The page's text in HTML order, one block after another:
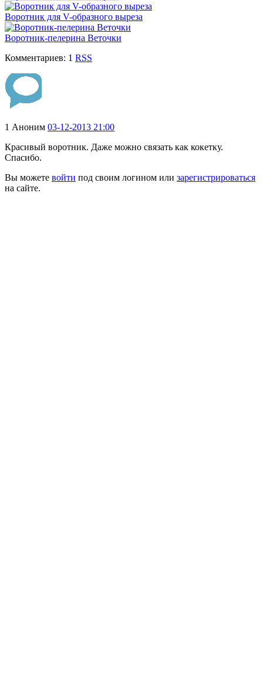
Воротник для V-образного выреза
Воротник-пелерина Веточки
Комментариев: 1 RSS
1 Аноним 03-12-2013 21:00
Красивый воротник. Даже можно связать как кокетку.
Спасибо.
Вы можете войти под своим логином или зарегистрироваться
на сайте.